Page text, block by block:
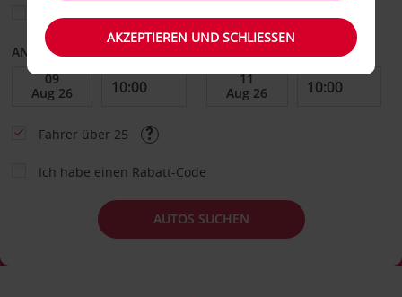
ANFANGSDATUM
Fahrer über 25
Ich habe einen Rabatt-Code
AUTOS SUCHEN
AKZEPTIEREN UND SCHLIESSEN